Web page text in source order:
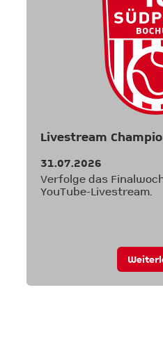
Livestream
31.07.2026
Verfolge das
YouTube-Livestream.